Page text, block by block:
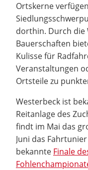
Ortskerne
dorthin. Durch die
Bauerschaften
Kulisse für
Veranstaltungen
Ortsteile zu
Westerbeck ist
Reitanlage des
findt im Mai das
Juni das
bekannte Finale